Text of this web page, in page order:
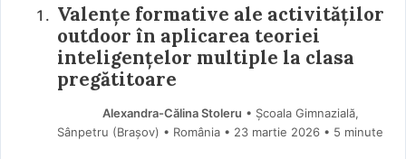
Valențe formative ale activităților
outdoor în aplicarea teoriei
inteligențelor multiple la clasa
pregătitoare
Alexandra-Călina Stoleru • Școala Gimnazială,
Sânpetru (Braşov) • România
23 martie 2026 • 5 minute